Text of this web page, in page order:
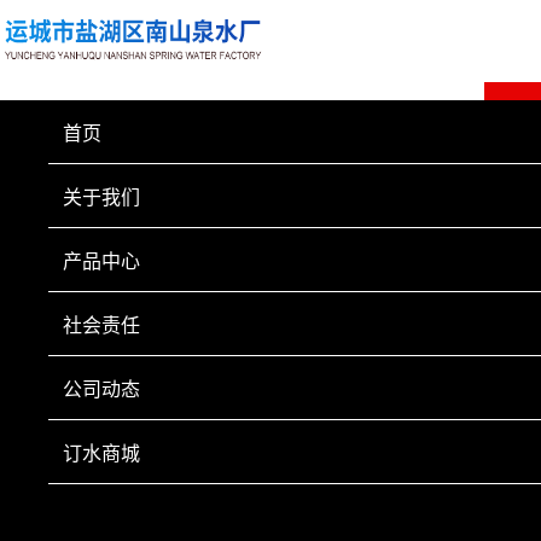
首页
关于我们
产品中心
社会责任
公司动态
订水商城